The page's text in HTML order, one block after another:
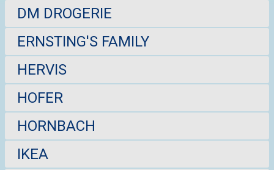
DM DROGERIE
ERNSTING'S FAMILY
HERVIS
HOFER
HORNBACH
IKEA